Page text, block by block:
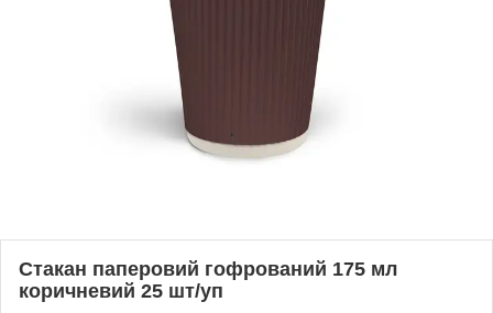
Стакан паперовий гофрований 175 мл
коричневий 25 шт/уп